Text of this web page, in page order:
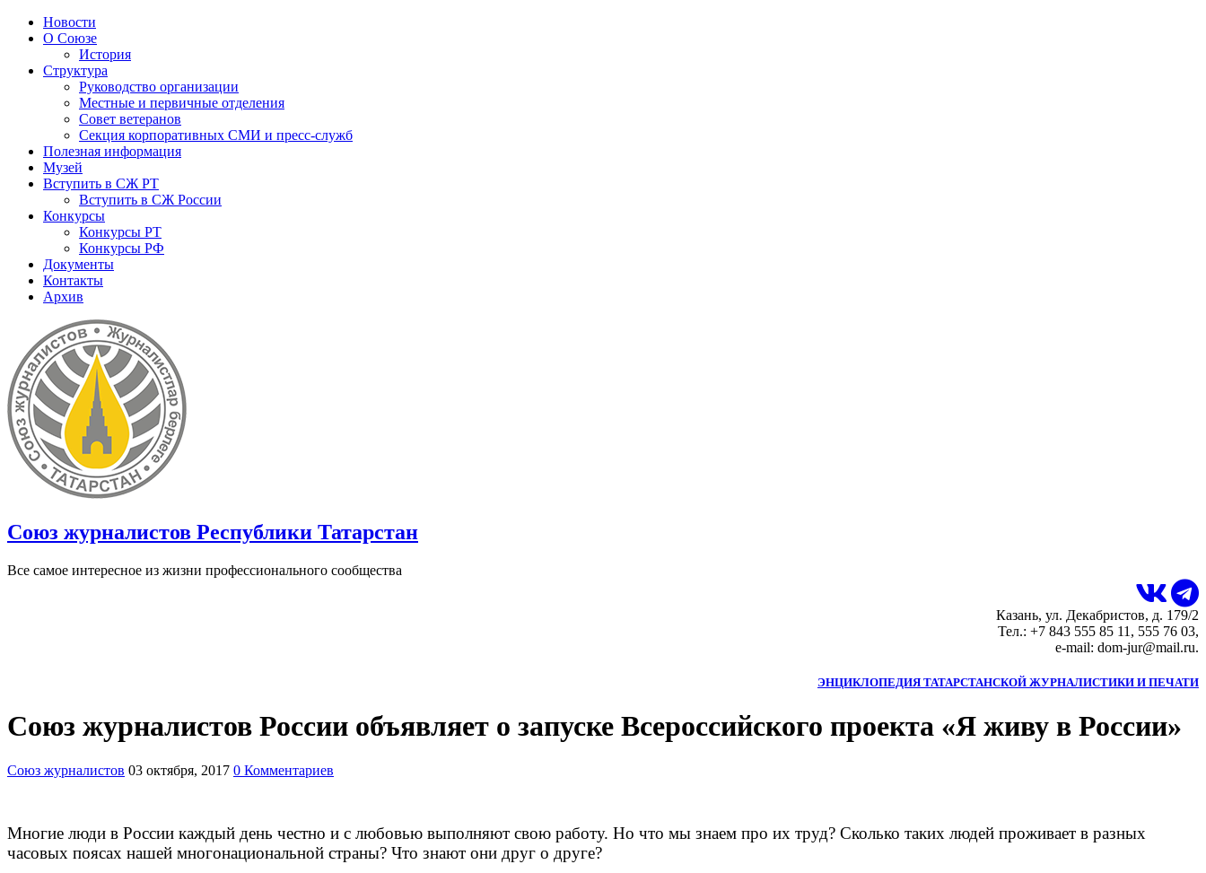
Новости
О Союзе
История
Структура
Руководство организации
Местные и первичные отделения
Совет ветеранов
Секция корпоративных СМИ и пресс-служб
Полезная информация
Музей
Вступить в СЖ РТ
Вступить в СЖ России
Конкурсы
Конкурсы РТ
Конкурсы РФ
Документы
Контакты
Архив
Союз журналистов Республики Татарстан
Все самое интересное из жизни профессионального сообщества
Казань, ул. Декабристов, д. 179/2
Тел.: +7 843 555 85 11, 555 76 03,
e-mail: dom-jur@mail.ru.
ЭНЦИКЛОПЕДИЯ ТАТАРСТАНСКОЙ ЖУРНАЛИСТИКИ И ПЕЧАТИ
Союз журналистов России объявляет о запуске Всероссийского проекта «Я живу в России»
Союз журналистов 03 октября, 2017 0 Комментариев
Многие люди в России каждый день честно и с любовью выполняют свою работу. Но что мы знаем про их труд? Сколько таких людей проживает в разных
часовых поясах нашей многонациональной страны? Что знают они друг о друге?